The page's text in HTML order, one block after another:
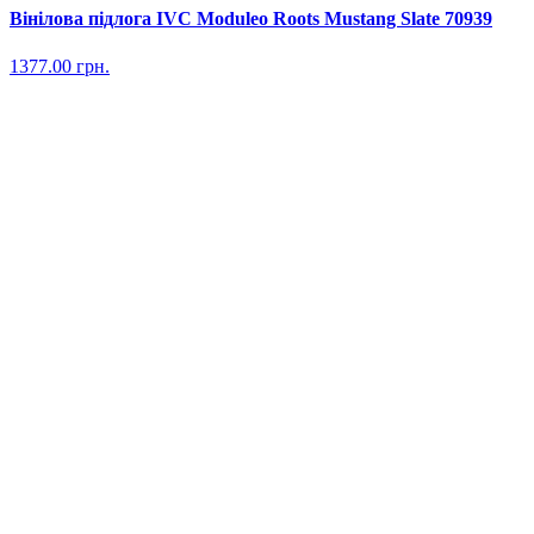
Вінілова підлога IVC Moduleo Roots Mustang Slate 70939
1377.00 грн.